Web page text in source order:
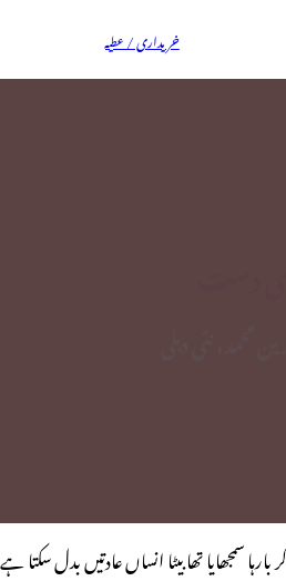
خریداری / عطیہ
سمجھایا تھا بیٹا انساں عادتیں بدل سکتا ہے